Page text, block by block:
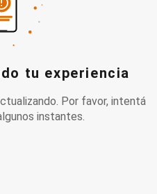
tu experiencia
Por favor, intentá
instantes.